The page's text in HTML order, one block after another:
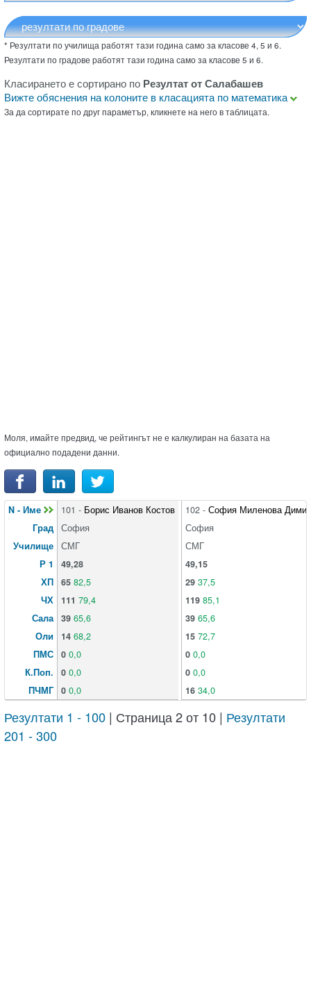
* Резултати по училища работят тази година само за класове 4, 5 и 6.
Резултати по градове работят тази година само за класове 5 и 6.
Класирането е сортирано по Резултат от Салабашев
Вижте обяснения на колоните в класацията по математика
За да сортирате по друг параметър, кликнете на него в таблицата.
Моля, имайте предвид, че рейтингът не е калкулиран на базата на
официално подадени данни.
N - Име
Град
Училище
Р 1
ХП
ЧХ
Сала
Оли
ПМС
К.Поп.
ПЧМГ
101 - Борис Иванов Костов
София
СМГ
49,28
65 82,5
111 79,4
39 65,6
14 68,2
0 0,0
0 0,0
0 0,0
102 - София Миленова
София
СМГ
49,15
29 37,5
119 85,1
39 65,6
15 72,7
0 0,0
0 0,0
16 34,0
Резултати 1 - 100 | Страница 2 от 10 | Резултати
201 - 300